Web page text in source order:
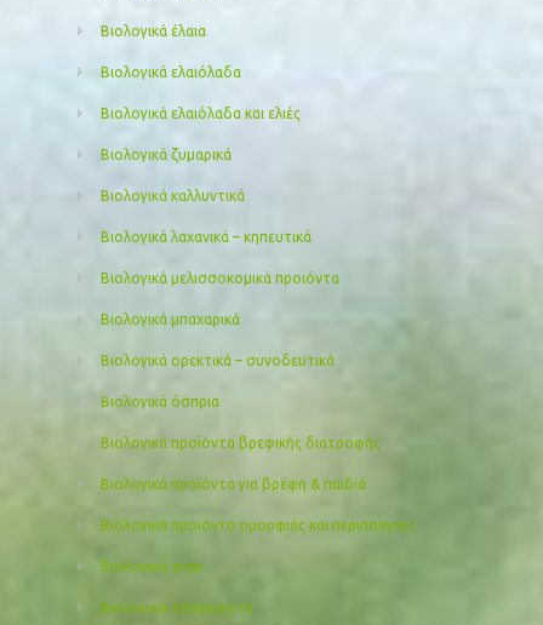
Βιολογικά έλαια
Βιολογικά ελαιόλαδα
Βιολογικά ελαιόλαδα και ελιές
Βιολογικά ζυμαρικά
Βιολογικά καλλυντικά
Βιολογικά λαχανικά – κηπευτικά
Βιολογικά μελισσοκομικά προιόντα
Βιολογικά μπαχαρικά
Βιολογικά ορεκτικά – συνοδευτικά
Βιολογικά όσπρια
Βιολογικά προϊόντα βρεφικής διατροφής
Βιολογικά προϊόντα για βρέφη & παιδιά
Βιολογικά προιόντα ομορφιάς και περιποίησης
Βιολογικά σνακ
Βιολογικά σπορόφυτα